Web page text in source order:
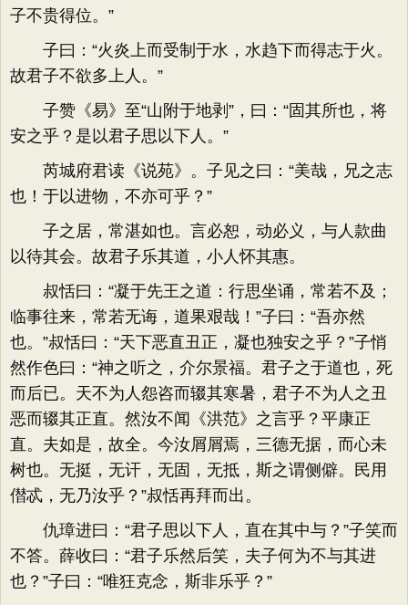
子不贵得位。”
子曰：“火炎上而受制于水，水趋下而得志于火。
故君子不欲多上人。”
子赞《易》至“山附于地剥”，曰：“固其所也，将
安之乎？是以君子思以下人。”
芮城府君读《说苑》。子见之曰：“美哉，兄之志
也！于以进物，不亦可乎？”
子之居，常湛如也。言必恕，动必义，与人款曲
以待其会。故君子乐其道，小人怀其惠。
叔恬曰：“凝于先王之道：行思坐诵，常若不及；
临事往来，常若无诲，道果艰哉！”子曰：“吾亦然
也。”叔恬曰：“天下恶直丑正，凝也独安之乎？”子悄
然作色曰：“神之听之，介尔景福。君子之于道也，死
而后已。天不为人怨咨而辍其寒暑，君子不为人之丑
恶而辍其正直。然汝不闻《洪范》之言乎？平康正
直。夫如是，故全。今汝屑屑焉，三德无据，而心未
树也。无挺，无讦，无固，无抵，斯之谓侧僻。民用
僣忒，无乃汝乎？”叔恬再拜而出。
仇璋进曰：“君子思以下人，直在其中与？”子笑而
不答。薛收曰：“君子乐然后笑，夫子何为不与其进
也？”子曰：“唯狂克念，斯非乐乎？”